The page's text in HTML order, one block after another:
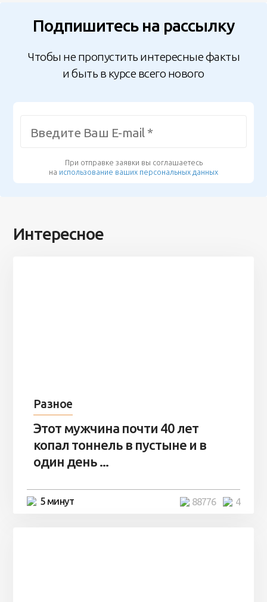
Подпишитесь на рассылку
Чтобы не пропустить интересные факты
и быть в курсе всего нового
При отправке заявки вы соглашаетесь
на использование ваших персональных данных
Интересное
Разное
Этот мужчина почти 40 лет
копал тоннель в пустыне и в
один день ...
5 минут 4
88776